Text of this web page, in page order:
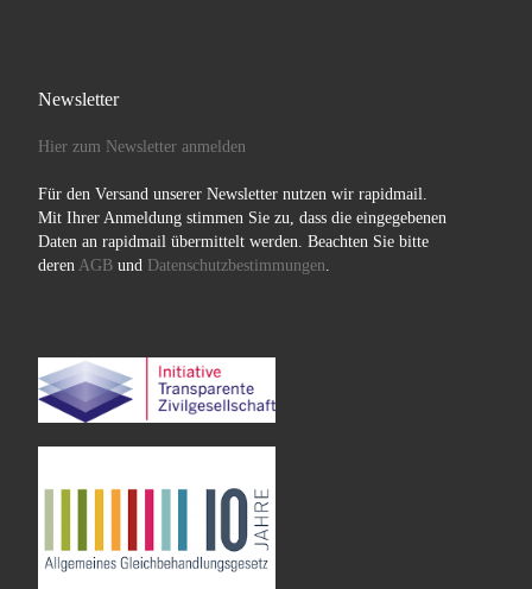
Newsletter
Hier zum Newsletter anmelden
Für den Versand unserer Newsletter nutzen wir rapidmail.
Mit Ihrer Anmeldung stimmen Sie zu, dass die eingegebenen
Daten an rapidmail übermittelt werden. Beachten Sie bitte
deren AGBund Datenschutzbestimmungen